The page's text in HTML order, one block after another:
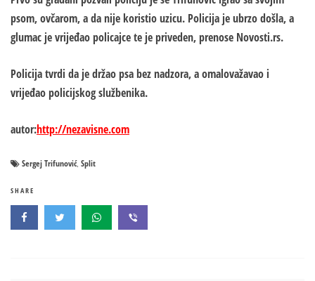
psom, ovčarom, a da nije koristio uzicu. Policija je ubrzo došla, a
glumac je vrijeđao policajce te je priveden, prenose Novosti.rs.
Policija tvrdi da je držao psa bez nadzora, a omalovažavao i
vrijeđao policijskog službenika.
autor:http://nezavisne.com
Sergej Trifunović, Split
SHARE